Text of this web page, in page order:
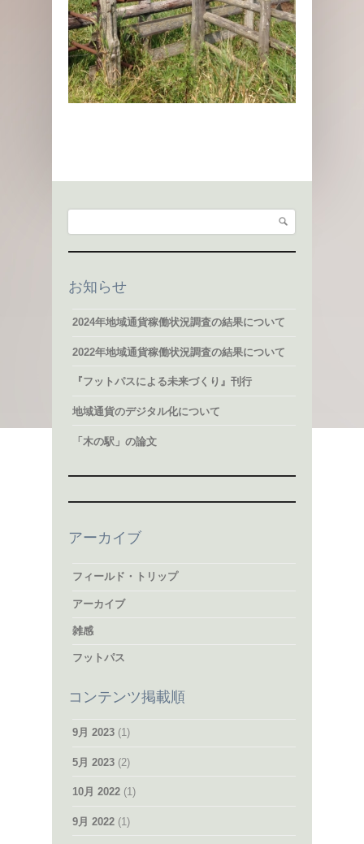
検索
お知らせ
2024年地域通貨稼働状況調査の結果について
2022年地域通貨稼働状況調査の結果について
『フットパスによる未来づくり』刊行
地域通貨のデジタル化について
「木の駅」の論文
アーカイブ
フィールド・トリップ
アーカイブ
雑感
フットパス
コンテンツ掲載順
9月 2023 (1)
5月 2023 (2)
10月 2022 (1)
9月 2022 (1)